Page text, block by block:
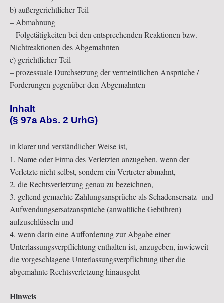
b) außergerichtlicher Teil
– Abmahnung
– Folgetätigkeiten bei den entsprechenden Reaktionen bzw.
Nichtreaktionen des Abgemahnten
c) gerichtlicher Teil
– prozessuale Durchsetzung der vermeintlichen Ansprüche /
Forderungen gegenüber den Abgemahnten
Inhalt
(§ 97a Abs. 2 UrhG)
in klarer und verständlicher Weise ist,
1. Name oder Firma des Verletzten anzugeben, wenn der
Verletzte nicht selbst, sondern ein Vertreter abmahnt,
2. die Rechtsverletzung genau zu bezeichnen,
3. geltend gemachte Zahlungsansprüche als Schadensersatz- und
Aufwendungsersatzansprüche (anwaltliche Gebühren)
aufzuschlüsseln und
4. wenn darin eine Aufforderung zur Abgabe einer
Unterlassungsverpflichtung enthalten ist, anzugeben, inwieweit
die vorgeschlagene Unterlassungsverpflichtung über die
abgemahnte Rechtsverletzung hinausgeht
Hinweis